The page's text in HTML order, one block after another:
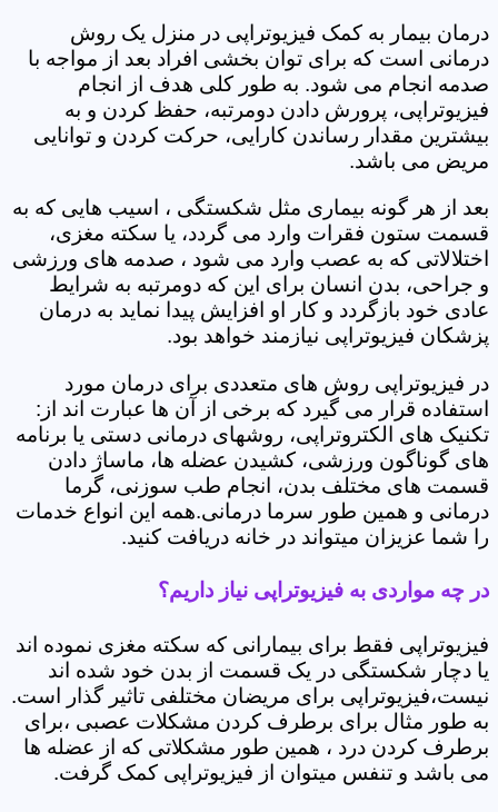
درمان بیمار به کمک فیزیوتراپی در منزل یک روش
درمانی است که برای توان بخشی افراد بعد از مواجه با
صدمه انجام می شود. به طور کلی هدف از انجام
فیزیوتراپی، پرورش دادن دومرتبه، حفظ کردن و به
بیشترین مقدار رساندن کارایی، حرکت کردن و توانایی
مریض می باشد.
بعد از هر گونه بیماری مثل شکستگی ، اسیب هایی که به
قسمت ستون فقرات وارد می گردد، یا سکته مغزی،
اختلالاتی که به عصب وارد می شود ، صدمه های ورزشی
و جراحی، بدن انسان برای این که دومرتبه به شرایط
عادی خود بازگردد و کار او افزایش پیدا نماید به درمان
پزشکان فیزیوتراپی نیازمند خواهد بود.
در فیزیوتراپی روش های متعددی برای درمان مورد
استفاده قرار می گیرد که برخی از آن ها عبارت اند از:
تکنیک های الکتروتراپی، روشهای درمانی دستی یا برنامه
های گوناگون ورزشی، کشیدن عضله ها، ماساژ دادن
قسمت های مختلف بدن، انجام طب سوزنی، گرما
درمانی و همین طور سرما درمانی.همه این انواع خدمات
را شما عزیزان میتواند در خانه دریافت کنید.
در چه مواردی به فیزیوتراپی نیاز داریم؟
فیزیوتراپی فقط برای بیمارانی که سکته مغزی نموده اند
یا دچار شکستگی در یک قسمت از بدن خود شده اند
نیست،فیزیوتراپی برای مریضان مختلفی تاثیر گذار است.
به طور مثال برای برطرف کردن مشکلات عصبی ،برای
برطرف کردن درد ، همین طور مشکلاتی که از عضله ها
می باشد و تنفس میتوان از فیزیوتراپی کمک گرفت.